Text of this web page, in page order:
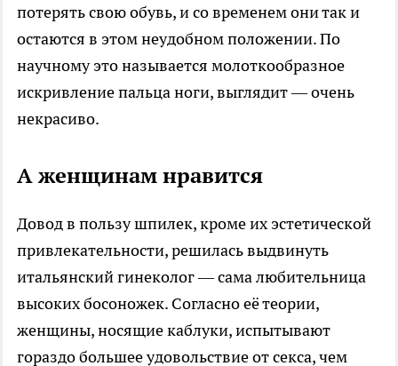
потерять свою обувь, и со временем они так и
остаются в этом неудобном положении. По
научному это называется молоткообразное
искривление пальца ноги, выглядит — очень
некрасиво.
А женщинам нравится
Довод в пользу шпилек, кроме их эстетической
привлекательности, решилась выдвинуть
итальянский гинеколог — сама любительница
высоких босоножек. Согласно её теории,
женщины, носящие каблуки, испытывают
гораздо большее удовольствие от секса, чем